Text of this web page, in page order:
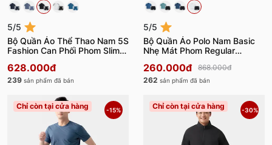
5/5
Bộ Quần Áo Thể Thao Nam 5S
Fashion Can Phối Phom Slimfit
628.000đ
239 sản phẩm đã bán
5/5
Bộ Quần Áo Polo Nam Basic
Nhẹ Mát Phom Regular
260.000đ
868.000đ
262 sản phẩm đã bán
Chỉ còn tại cửa hàng -15% Chỉ còn tại cửa hàng -30%